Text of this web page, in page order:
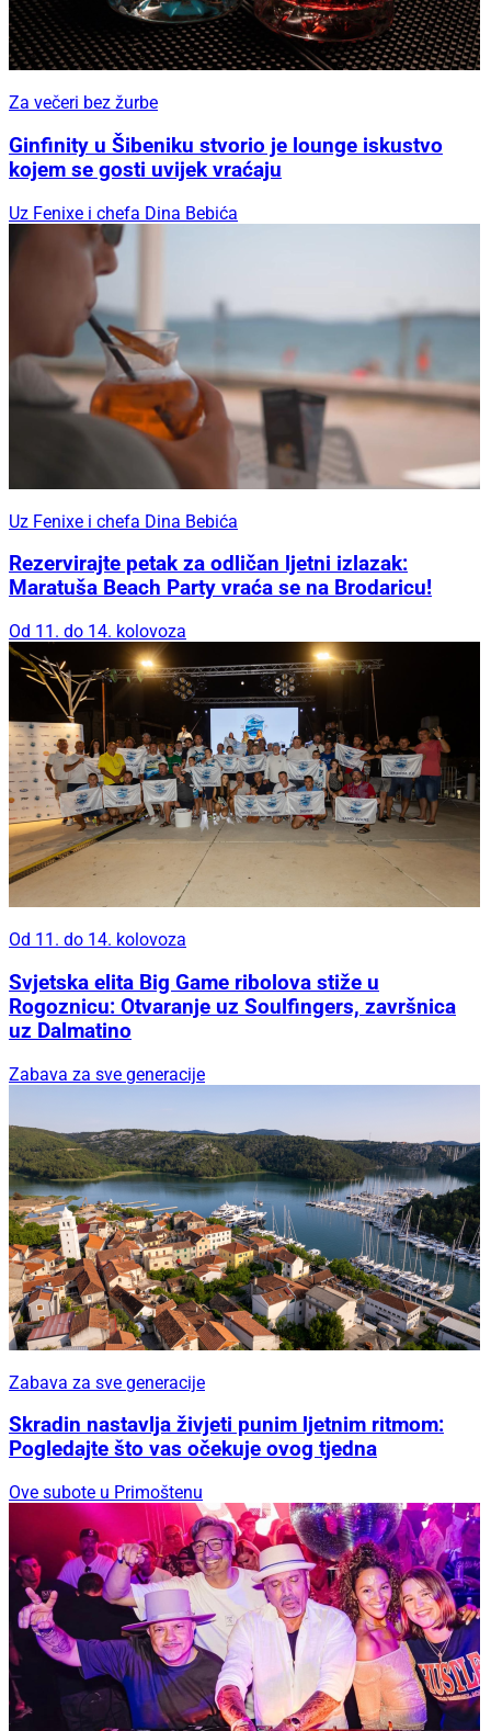
Za večeri bez žurbe
Ginfinity u Šibeniku stvorio je lounge iskustvo
kojem se gosti uvijek vraćaju
Uz Fenixe i chefa Dina Bebića
Uz Fenixe i chefa Dina Bebića
Rezervirajte petak za odličan ljetni izlazak:
Maratuša Beach Party vraća se na Brodaricu!
Od 11. do 14. kolovoza
Od 11. do 14. kolovoza
Svjetska elita Big Game ribolova stiže u
Rogoznicu: Otvaranje uz Soulfingers, završnica
uz Dalmatino
Zabava za sve generacije
Zabava za sve generacije
Skradin nastavlja živjeti punim ljetnim ritmom:
Pogledajte što vas očekuje ovog tjedna
Ove subote u Primoštenu